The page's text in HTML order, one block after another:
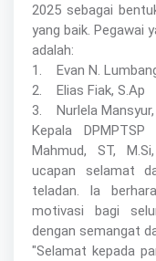
2025 sebagai
yang baik. Pegawai
adalah:
1. Evan N.
2. Elias Fiak, S.Ap
3. Nurlela Mansyur,
Kepala
Mahmud, ST,
ucapan selamat
teladan. Ia
motivasi bagi
dengan semangat
"Selamat kepada